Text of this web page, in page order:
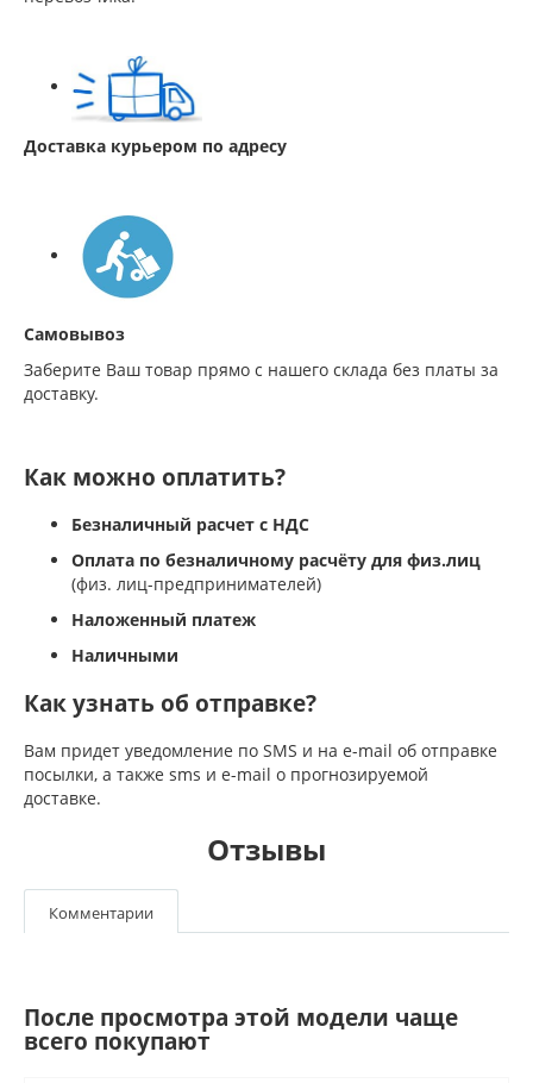
Доставка курьером по адресу
Самовывоз
Заберите Ваш товар прямо с нашего склада без платы за
доставку.
Как можно оплатить?
Безналичный расчет с НДС
Оплата по безналичному расчёту для физ.лиц
(физ. лиц-предпринимателей)
Наложенный платеж
Наличными
Как узнать об отправке?
Вам придет уведомление по SMS и на e-mail об отправке
посылки, а также sms и e-mail о прогнозируемой
доставке.
Отзывы
Комментарии
После просмотра этой модели чаще
всего покупают